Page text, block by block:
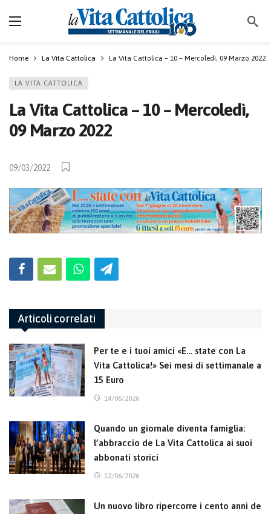
Home La Vita Cattolica La Vita Cattolica – 10 – Mercoledì, 09 Marzo 2022
LA VITA CATTOLICA
La Vita Cattolica – 10 – Mercoledì,
09 Marzo 2022
09/03/2022
Articoli correlati
Per te e i tuoi amici «E… state con La
Vita Cattolica!» Sei mesi di settimanale a
15 Euro
14/06/2026
Quando un giornale diventa famiglia:
l’abbraccio de La Vita Cattolica ai suoi
abbonati storici
12/06/2026
Un nuovo libro ripercorre i cento anni de